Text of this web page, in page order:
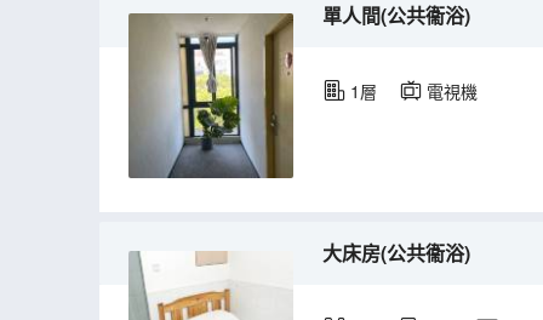
單人間(公共衞浴)
1層 電視機
大床房(公共衞浴)